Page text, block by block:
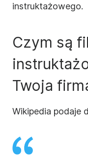
instruktażowego.
Czym są
Twoja
Wikipedia podaje